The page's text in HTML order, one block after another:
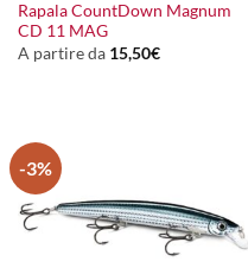
Rapala CountDown Magnum
CD 11 MAG
A partire da 15,50€
-3%